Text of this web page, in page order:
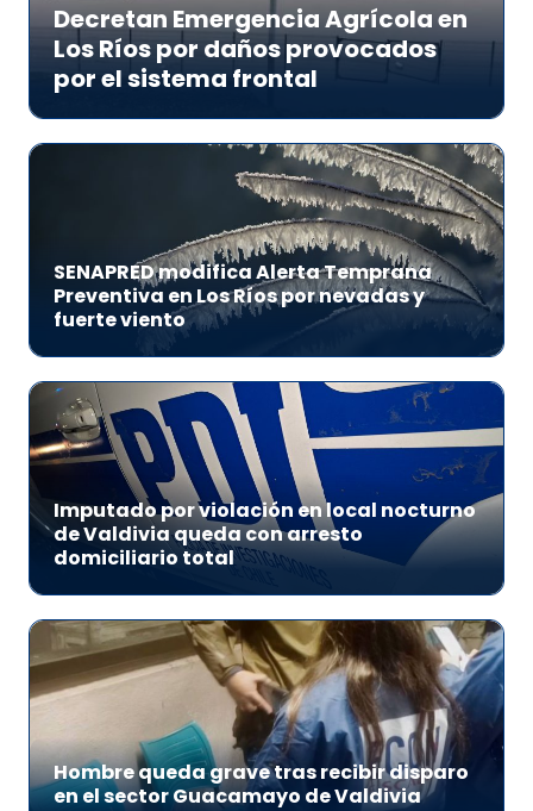
Decretan Emergencia Agrícola en
Los Ríos por daños provocados
por el sistema frontal
SENAPRED modifica Alerta Temprana
Preventiva en Los Ríos por nevadas y
fuerte viento
Imputado por violación en local nocturno
de Valdivia queda con arresto
domiciliario total
Hombre queda grave tras recibir disparo
en el sector Guacamayo de Valdivia